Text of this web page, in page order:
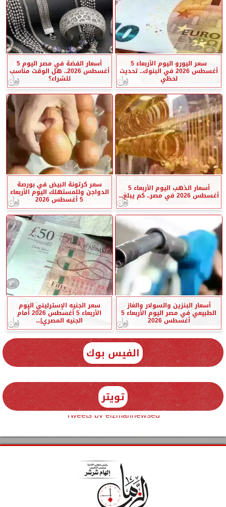
سعر اليورو اليوم الأربعاء 5
أغسطس 2026 في البنوك.. تحديث
لحظي
أسعار الفضة في مصر اليوم 5
أغسطس 2026.. هل الوقت مناسب
للشراء؟
أسعار الذهب اليوم الأربعاء 5
أغسطس 2026 في مصر.. كم يبلغ...
سعر كرتونة البيض في بورصة
الدواجن وللمستهلك اليوم الأربعاء
5 أغسطس 2026
أسعار البنزين والسولار والغاز
الطبيعي في مصر اليوم الأربعاء 5
أغسطس 2026
سعر الجنيه الإسترليني اليوم
الأربعاء 5 أغسطس 2026 أمام
الجنيه المصري|...
الفيس بوك
تويتر
Tweets by elzmannewseg